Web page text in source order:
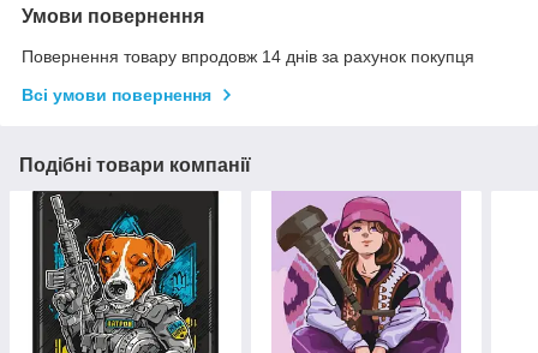
Умови повернення
Повернення товару впродовж 14 днів за рахунок покупця
Всі умови повернення
Подібні товари компанії